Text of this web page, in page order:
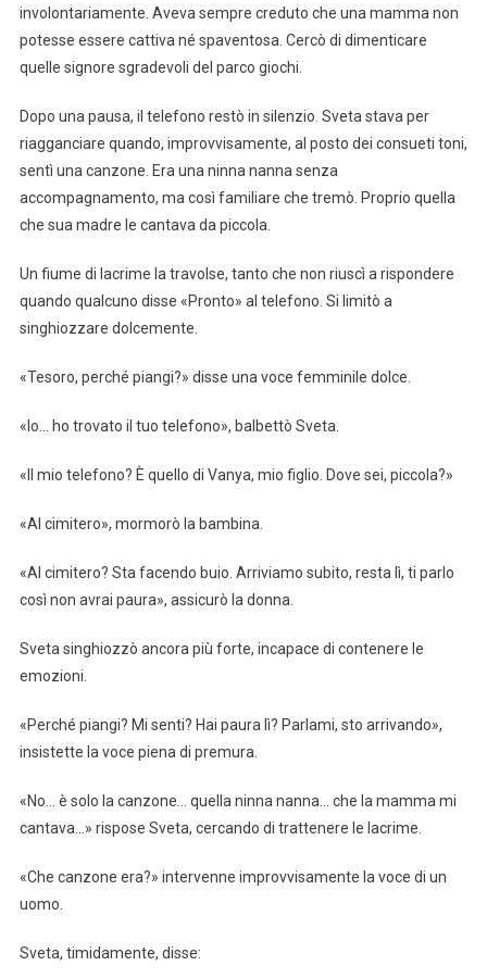
involontariamente. Aveva sempre creduto che una mamma non
potesse essere cattiva né spaventosa. Cercò di dimenticare
quelle signore sgradevoli del parco giochi.
Dopo una pausa, il telefono restò in silenzio. Sveta stava per
riagganciare quando, improvvisamente, al posto dei consueti toni,
sentì una canzone. Era una ninna nanna senza
accompagnamento, ma così familiare che tremò. Proprio quella
che sua madre le cantava da piccola.
Un fiume di lacrime la travolse, tanto che non riuscì a rispondere
quando qualcuno disse «Pronto» al telefono. Si limitò a
singhiozzare dolcemente.
«Tesoro, perché piangi?» disse una voce femminile dolce.
«Io… ho trovato il tuo telefono», balbettò Sveta.
«Il mio telefono? È quello di Vanya, mio figlio. Dove sei, piccola?»
«Al cimitero», mormorò la bambina.
«Al cimitero? Sta facendo buio. Arriviamo subito, resta lì, ti parlo
così non avrai paura», assicurò la donna.
Sveta singhiozzò ancora più forte, incapace di contenere le
emozioni.
«Perché piangi? Mi senti? Hai paura lì? Parlami, sto arrivando»,
insistette la voce piena di premura.
«No… è solo la canzone… quella ninna nanna… che la mamma mi
cantava…» rispose Sveta, cercando di trattenere le lacrime.
«Che canzone era?» intervenne improvvisamente la voce di un
uomo.
Sveta, timidamente, disse: